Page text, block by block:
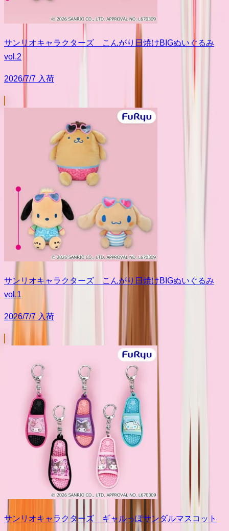
サンリオキャラクターズ こんがり日焼けBIGぬいぐるみ
vol.2
2026/7/7 入荷
サンリオキャラクターズ こんがり日焼けBIGぬいぐるみ
vol.1
2026/7/7 入荷
サンリオキャラクターズ ギャルっぽサンダルマスコット